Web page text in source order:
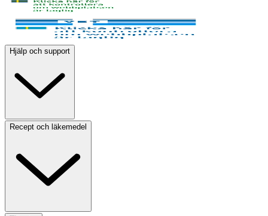
Hjälp och support
Recept och läkemedel